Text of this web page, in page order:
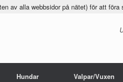
Hundar Valpar/Vuxen
av alla webbsidor på nätet) för att